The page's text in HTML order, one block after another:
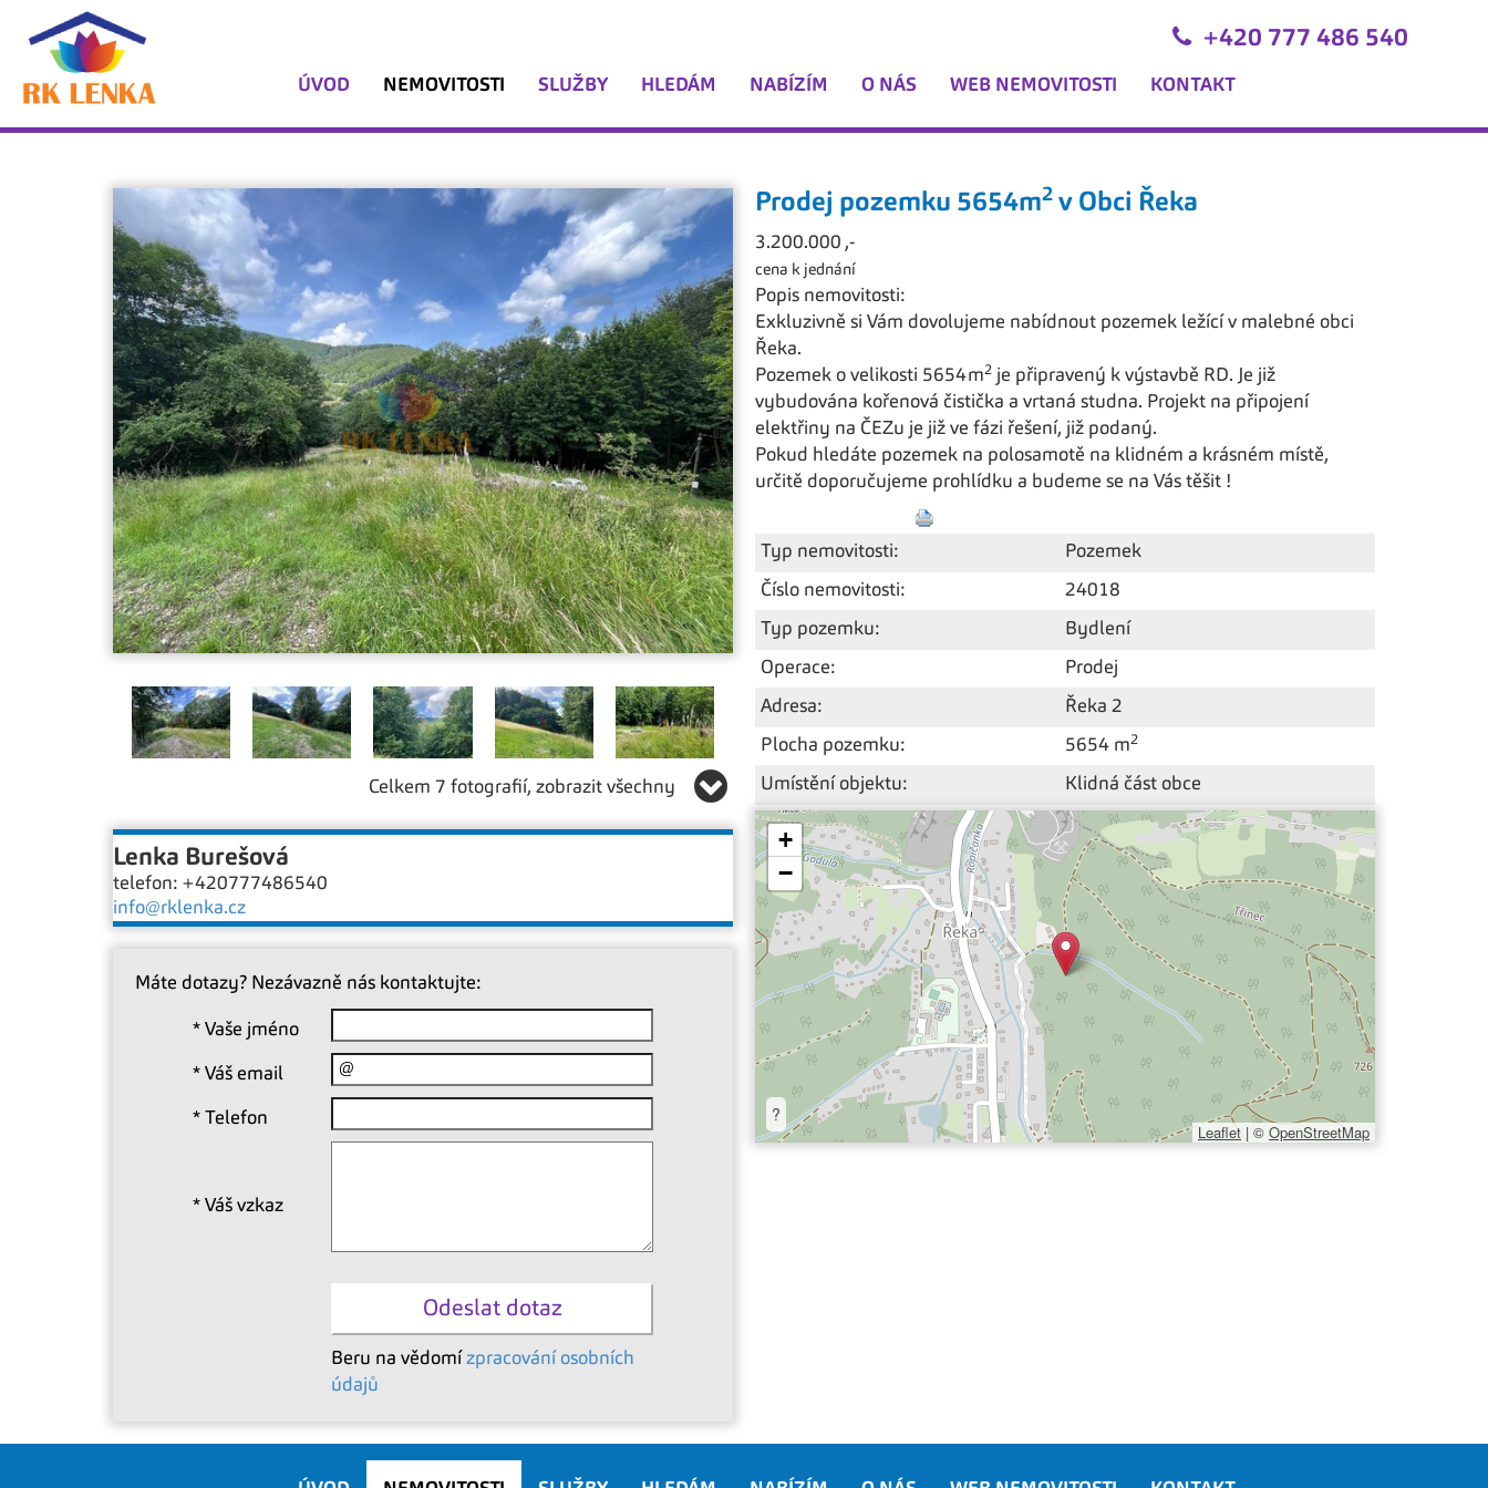
+420 777 486 540
ÚVOD NEMOVITOSTI SLUŽBY HLEDÁM NABÍZÍM O NÁS WEB NEMOVITOSTI KONTAKT
Celkem 7 fotografií, zobrazit všechny
Lenka Burešová
telefon: +420777486540
info@rklenka.cz
Máte dotazy? Nezávazně nás kontaktujte:
* Vaše jméno
* Váš email
* Telefon
* Váš vzkaz
Beru na vědomí zpracování osobních
údajů
Prodej pozemku 5654m2 v Obci Řeka
3.200.000 ,-
cena k jednání
Popis nemovitosti:
Exkluzivně si Vám dovolujeme nabídnout pozemek ležící v malebné obci
Řeka.
Pozemek o velikosti 5654m2 je připravený k výstavbě RD. Je již
vybudována kořenová čistička a vrtaná studna. Projekt na připojení
elektřiny na ČEZu je již ve fázi řešení, již podaný.
Pokud hledáte pozemek na polosamotě na klidném a krásném místě,
určitě doporučujeme prohlídku a budeme se na Vás těšit !
Typ nemovitosti: Pozemek
Číslo nemovitosti: 24018
Typ pozemku: Bydlení
Operace: Prodej
Adresa: Řeka 2
Plocha pozemku: 5654 m2
Umístění objektu: Klidná část obce
+
−
?
Leaflet | © OpenStreetMap